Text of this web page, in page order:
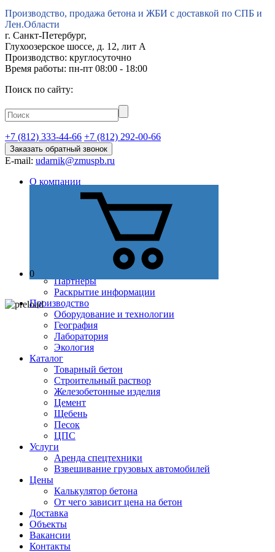
Производство, продажа бетона и ЖБИ с доставкой по СПБ и
Лен.Области
г. Санкт-Петербург,
Глухоозерское шоссе, д. 12, лит А
Производство: круглосуточно
Время работы: пн-пт 08:00 - 18:00
Поиск по сайту:
+7 (812) 333-44-66 +7 (812) 292-00-66
Заказать обратный звонок
E-mail: udarnik@zmuspb.ru
О компании
Сертификаты и лицензии
Наши преимущества
Партнеры
Раскрытие информации
Производство
Оборудование и технологии
География
Лаборатория
Экология
Каталог
Товарный бетон
Строительный раствор
Железобетонные изделия
Цемент
Щебень
Песок
ЦПС
Услуги
Аренда спецтехники
Взвешивание грузовых автомобилей
Цены
Калькулятор бетона
От чего зависит цена на бетон
Доставка
Объекты
Вакансии
Контакты
0